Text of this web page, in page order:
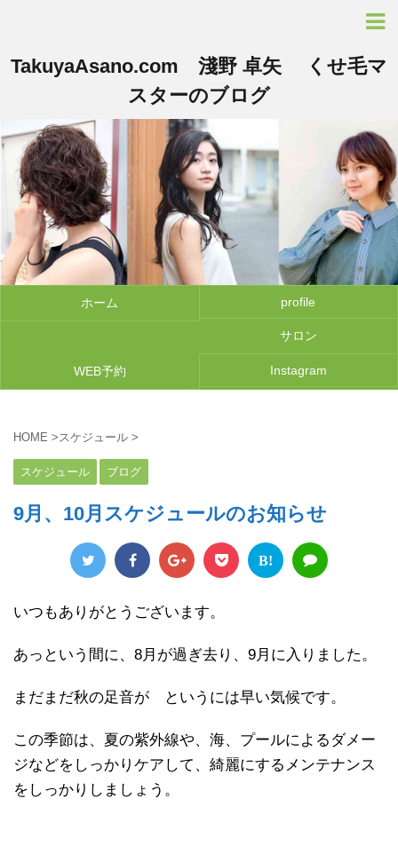
TakuyaAsano.com 淺野 卓矢 くせ毛マ
スターのブログ
ホーム profile
サロン
WEB予約 Instagram
HOME > スケジュール >
スケジュール ブログ
9月、10月スケジュールのお知らせ
B!
いつもありがとうございます。
あっという間に、8月が過ぎ去り、9月に入りました。
まだまだ秋の足音が というには早い気候です。
この季節は、夏の紫外線や、海、プールによるダメー
ジなどをしっかりケアして、綺麗にするメンテナンス
をしっかりしましょう。